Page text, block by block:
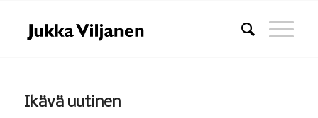
Ikävä uutinen